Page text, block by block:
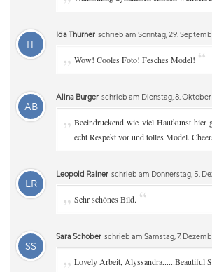
IT
Ida Thurner schrieb am Sonntag, 29.
„ Wow! Cooles Foto! Fesches Model! “
AB
Alina Burger schrieb am Dienstag, 8. Oktober
„ Beeindruckend wie viel Hautkunst hier
echt Respekt vor und tolles Model.
LR
Leopold Rainer schrieb am Donnerstag, 5.
„ Sehr schönes Bild. “
SS
Sara Schober schrieb am Samstag, 7.
„ Lovely Arbeit, Alyssandra......Beautiful